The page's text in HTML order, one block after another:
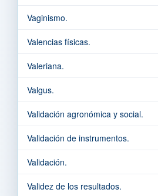
Vaginismo.
Valencias físicas.
Valeriana.
Valgus.
Validación agronómica y social.
Validación de instrumentos.
Validación.
Validez de los resultados.